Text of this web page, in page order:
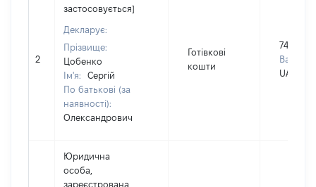
2
застосовується]
Декларує:
Прізвище:
Цобенко
Ім'я:
Сергій
По батькові (за
наявності):
Олександрович
Готівкові
кошти
743000
Валюта:
UAH
Юридична
особа,
зареєстрована